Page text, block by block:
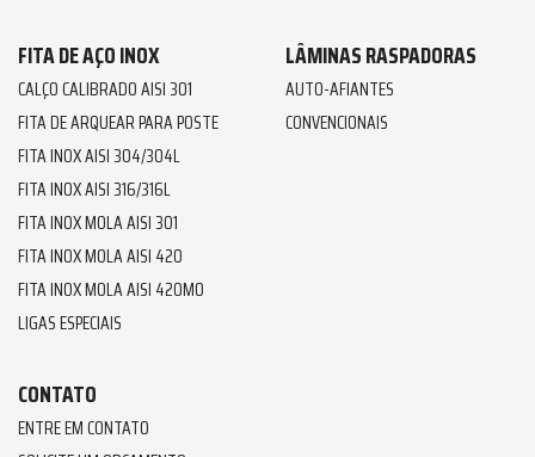
FITA DE AÇO INOX
CALÇO CALIBRADO AISI 301
FITA DE ARQUEAR PARA POSTE
FITA INOX AISI 304/304L
FITA INOX AISI 316/316L
FITA INOX MOLA AISI 301
FITA INOX MOLA AISI 420
FITA INOX MOLA AISI 420MO
LIGAS ESPECIAIS
LÂMINAS RASPADORAS
AUTO-AFIANTES
CONVENCIONAIS
CONTATO
ENTRE EM CONTATO